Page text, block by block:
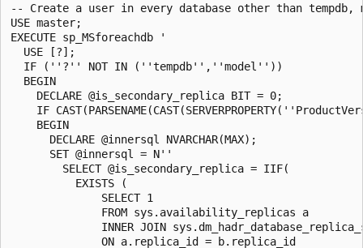
-- Create a user in every database other than tempdb,
USE master;
EXECUTE sp_MSforeachdb '
  USE [?];
  IF (''?'' NOT IN (''tempdb'',''model''))
  BEGIN
    DECLARE @is_secondary_replica BIT = 0;
IF
    BEGIN
      DECLARE @innersql NVARCHAR(MAX);
      SET @innersql = N''
        SELECT @is_secondary_replica = IIF(
          EXISTS (
              SELECT 1
              FROM sys.availability_replicas a
INNER JOIN
              ON a.replica_id = b.replica_id